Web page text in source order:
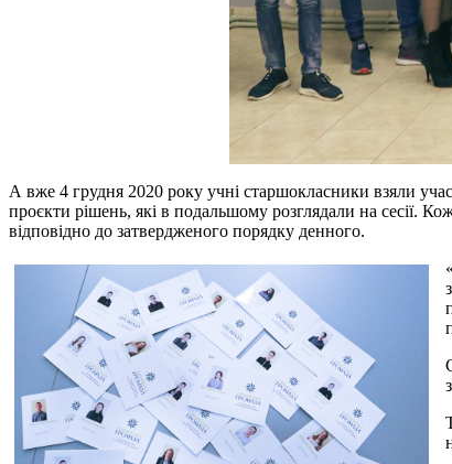
А вже 4 грудня 2020 року учні старшокласники взяли
проєкти рішень, які в подальшому розглядали на сесії.
відповідно до затвердженого порядку денного.